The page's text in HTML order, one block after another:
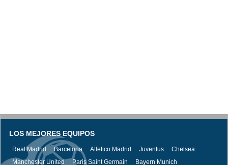
LOS MEJORES EQUIPOS
Real Madrid Barcelona Atletico Madrid Juventus
Chelsea
Manchester United
Paris Saint Germain Bayern Munich